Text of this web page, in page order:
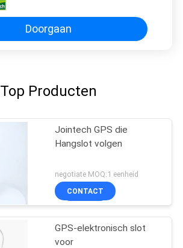
Doorgaan
Top Producten
Jointech GPS die
Hangslot volgen
negotiate MOQ:1 eenheid
CONTACT
GPS-elektronisch slot
voor